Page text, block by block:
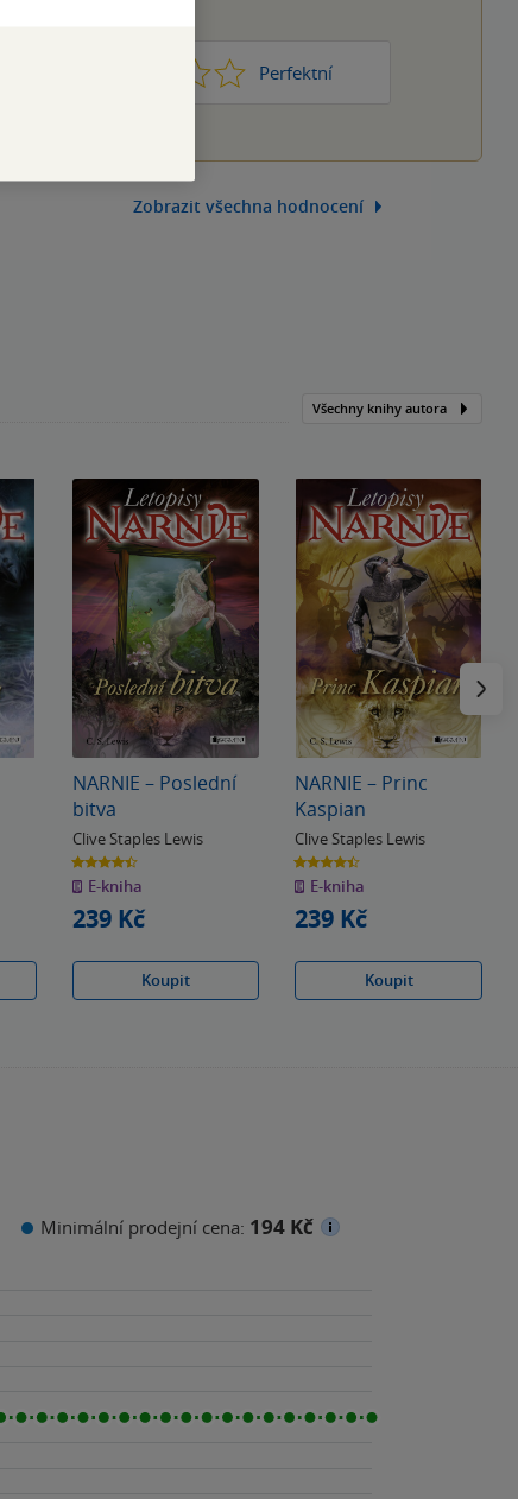
Perfektní
Zobrazit všechna hodnocení
Všechny knihy autora
NARNIE – Poslední
bitva
Clive Staples Lewis
4.4
z
5
hvězdiček
E-kniha
239 Kč
Koupit
NARNIE – Princ
Kaspian
Clive Staples Lewis
4.4
z
5
hvězdiček
E-kniha
239 Kč
Koupit
Minimální prodejní cena: 194 Kč